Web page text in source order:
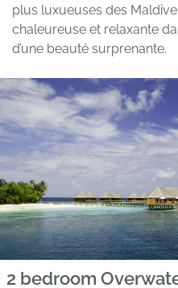
plus luxueuses des
chaleureuse et relaxante
d’une beauté surprenante.
2 bedroom